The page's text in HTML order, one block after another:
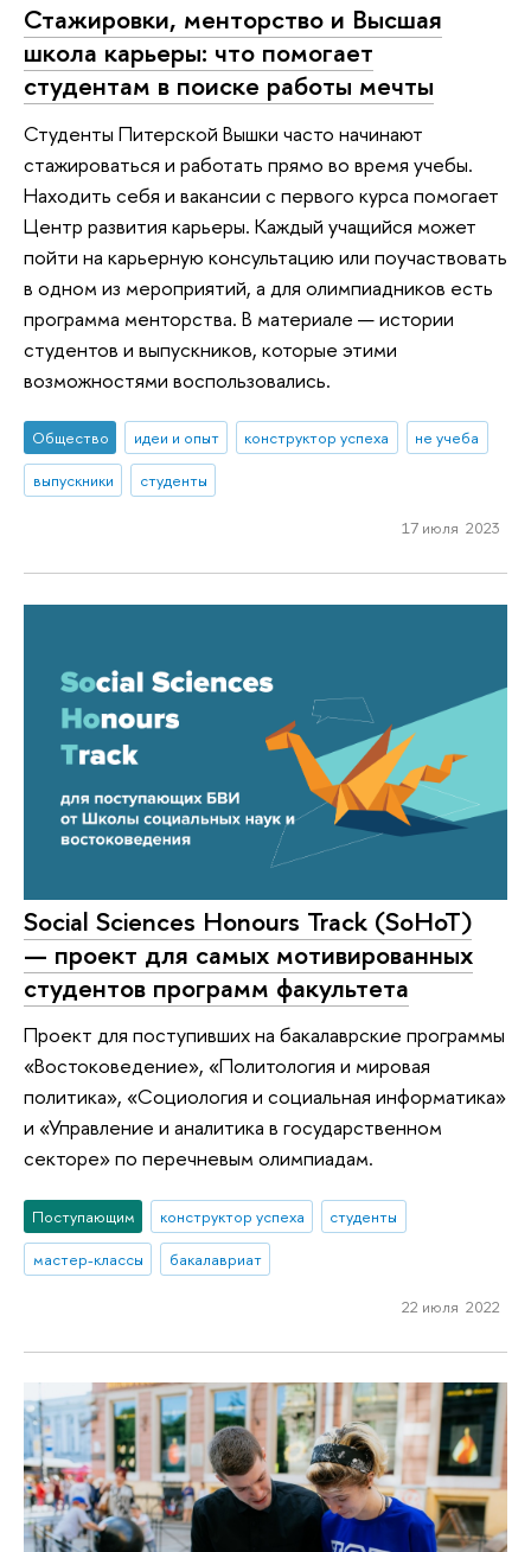
Стажировки, менторство и Высшая
школа карьеры: что помогает
студентам в поиске работы мечты
Студенты Питерской Вышки часто начинают
стажироваться и работать прямо во время учебы.
Находить себя и вакансии с первого курса помогает
Центр развития карьеры. Каждый учащийся может
пойти на карьерную консультацию или поучаствовать
в одном из мероприятий, а для олимпиадников есть
программа менторства. В материале — истории
студентов и выпускников, которые этими
возможностями воспользовались.
Общество идеи и опыт конструктор успеха
не учеба
выпускники
студенты
17 июля 2023
Social Sciences Honours Track (SoHoT)
— проект для самых мотивированных
студентов программ факультета
Проект для поступивших на бакалаврские программы
«Востоковедение», «Политология и мировая
политика», «Социология и социальная информатика»
и «Управление и аналитика в государственном
секторе» по перечневым олимпиадам.
Поступающим конструктор успеха
студенты
мастер-классы
бакалавриат
22 июля 2022